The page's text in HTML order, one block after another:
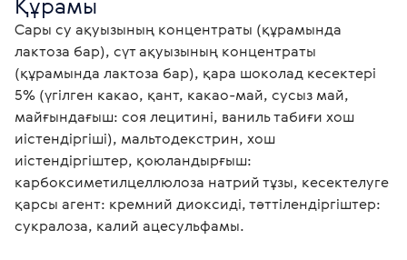
Сары су ақуызының концентраты (құрамында
лактоза бар), сүт ақуызының концентраты
(құрамында лактоза бар), қара шоколад кесектері
5% (үгілген какао, қант, какао-май, сусыз май,
майғындағыш: соя лецитині, ваниль табиғи хош
иістендіргіші), мальтодекстрин, хош
иістендіргіштер, қоюландырғыш:
карбоксиметилцеллюлоза натрий тұзы, кесектелуге
қарсы агент: кремний диоксиді, тәттілендіргіштер:
сукралоза, калий ацесульфамы.